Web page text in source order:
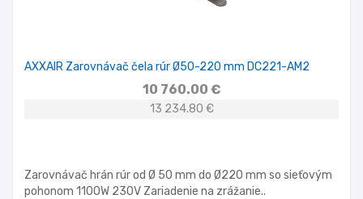
AXXAIR Zarovnávač čela rúr Ø50-220 mm DC221-AM2
10 760.00 €
13 234.80 €
Zarovnávač hrán rúr od Ø 50 mm do Ø220 mm so sieťovým
pohonom 1100W 230V Zariadenie na zrážanie..